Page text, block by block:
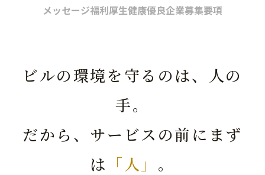
メッセージ福利厚生健康優良企業募集要項
ビルの環境を守るのは、人の
手。
だから、サービスの前にまず
は 「人」 。